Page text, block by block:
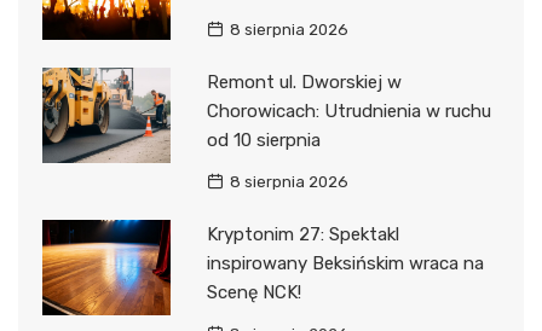
8 sierpnia 2026
Remont ul. Dworskiej w
Chorowicach: Utrudnienia w ruchu
od 10 sierpnia
8 sierpnia 2026
Kryptonim 27: Spektakl
inspirowany Beksińskim wraca na
Scenę NCK!